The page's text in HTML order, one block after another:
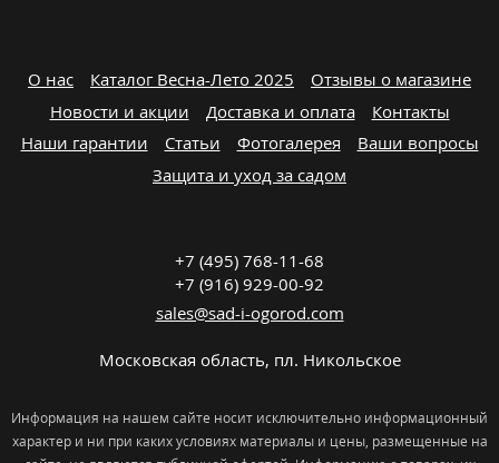
О нас Каталог Весна-Лето 2025
Отзывы о магазине
Новости и акции
Доставка и оплата
Контакты
Наши гарантии
Статьи Фотогалерея
Ваши вопросы
Защита и уход за садом
+7 (495) 768-11-68
+7 (916) 929-00-92
sales@sad-i-ogorod.com
Московская область, пл. Никольcкое
Информация на нашем сайте носит исключительно информационный
характер и ни при каких условиях материалы и цены, размещенные на